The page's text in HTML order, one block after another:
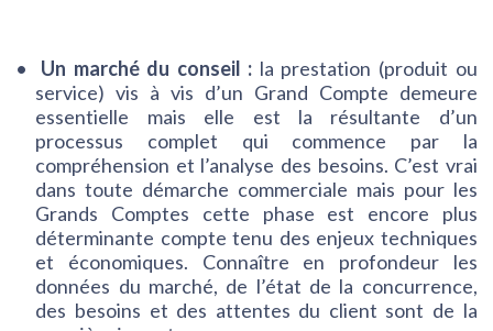
Un marché du conseil : la prestation (produit ou
service) vis à vis d’un Grand Compte demeure
essentielle mais elle est la résultante d’un
processus complet qui commence par la
compréhension et l’analyse des besoins. C’est vrai
dans toute démarche commerciale mais pour les
Grands Comptes cette phase est encore plus
déterminante compte tenu des enjeux techniques
et économiques. Connaître en profondeur les
données du marché, de l’état de la concurrence,
des besoins et des attentes du client sont de la